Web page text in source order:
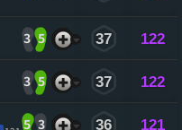
3 5 37 122
3 5 37 122
5 3 36 121